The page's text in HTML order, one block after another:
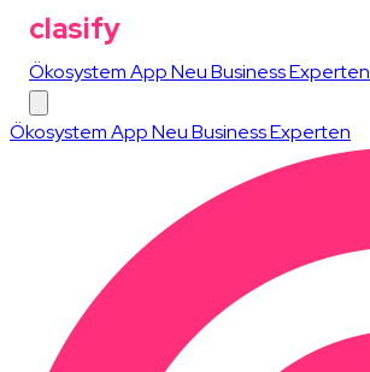
clasify
ÖkosystemAppNeuBusinessExperten
ÖkosystemAppNeuBusinessExperten